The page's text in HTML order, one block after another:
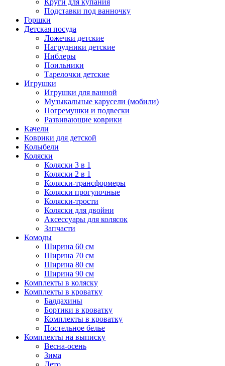
Круги для купания
Подставки под ванночку
Горшки
Детская посуда
Ложечки детские
Нагрудники детские
Ниблеры
Поильники
Тарелочки детские
Игрушки
Игрушки для ванной
Музыкальные карусели (мобили)
Погремушки и подвески
Развивающие коврики
Качели
Коврики для детской
Колыбели
Коляски
Коляски 3 в 1
Коляски 2 в 1
Коляски-трансформеры
Коляски прогулочные
Коляски-трости
Коляски для двойни
Аксессуары для колясок
Запчасти
Комоды
Ширина 60 см
Ширина 70 см
Ширина 80 см
Ширина 90 см
Комплекты в коляску
Комплекты в кроватку
Балдахины
Бортики в кроватку
Комплекты в кроватку
Постельное белье
Комплекты на выписку
Весна-осень
Зима